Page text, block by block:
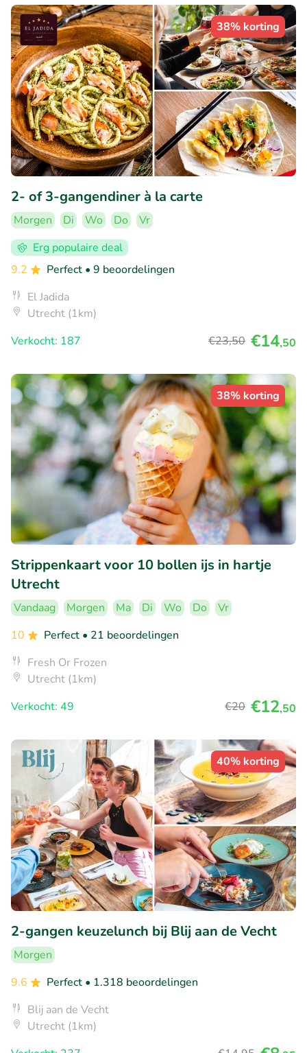
38% korting
2- of 3-gangendiner à la carte
Morgen Di Wo Do
Vr
Erg populaire deal
9.2
Perfect • 9 beoordelingen
El Jadida
Utrecht (1km)
Verkocht: 187
€23,50 €14,50
38% korting
Strippenkaart voor 10 bollen ijs in hartje
Utrecht
Vandaag Morgen Ma Di Wo Do
Vr
10
Perfect • 21 beoordelingen
Fresh Or Frozen
Utrecht (1km)
Verkocht: 49
€20 €12,50
40% korting
2-gangen keuzelunch bij Blij aan de Vecht
Morgen
9.6
Perfect • 1.318 beoordelingen
Blij aan de Vecht
Utrecht (1km)